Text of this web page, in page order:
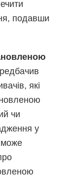
подавши
які
чи
у
може